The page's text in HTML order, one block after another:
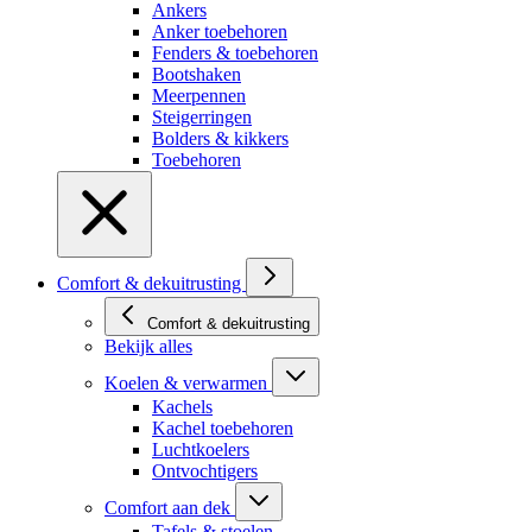
Ankers
Anker toebehoren
Fenders & toebehoren
Bootshaken
Meerpennen
Steigerringen
Bolders & kikkers
Toebehoren
Comfort & dekuitrusting
Comfort & dekuitrusting
Bekijk alles
Koelen & verwarmen
Kachels
Kachel toebehoren
Luchtkoelers
Ontvochtigers
Comfort aan dek